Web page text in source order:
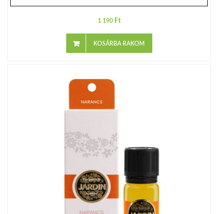
1 190 Ft
KOSÁRBA RAKOM